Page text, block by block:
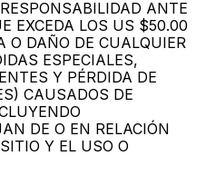
ANTE
EXCEDA LOS US $50.00
O DAÑO DE CUALQUIER
ESPECIALES,
Y PÉRDIDA DE
CAUSADOS DE
DE O EN RELACIÓN
Y EL USO O